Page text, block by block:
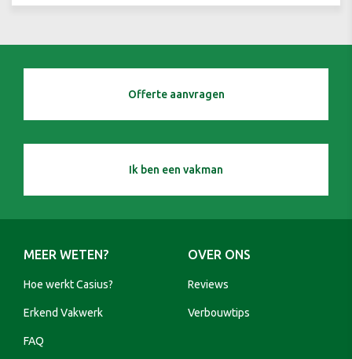
Offerte aanvragen
Ik ben een vakman
MEER WETEN?
Hoe werkt Casius?
Erkend Vakwerk
FAQ
OVER ONS
Reviews
Verbouwtips